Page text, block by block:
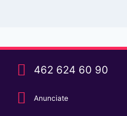
462 624 60 90
Anunciate